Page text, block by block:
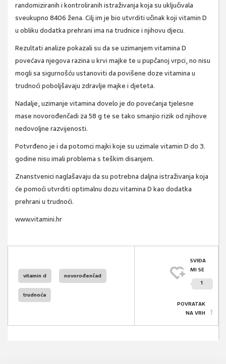
randomiziranih i kontroliranih istraživanja koja su uključivala
sveukupno 8406 žena. Cilj im je bio utvrditi učinak koji vitamin D
u obliku dodatka prehrani ima na trudnice i njihovu djecu.
Rezultati analize pokazali su da se uzimanjem vitamina D
povećava njegova razina u krvi majke te u pupčanoj vrpci, no nisu
mogli sa sigurnošću ustanoviti da povišene doze vitamina u
trudnoći poboljšavaju zdravlje majke i djeteta.
Nadalje, uzimanje vitamina dovelo je do povećanja tjelesne
mase novorođenčadi za 58 g te se tako smanjio rizik od njihove
nedovoljne razvijenosti.
Potvrđeno je i da potomci majki koje su uzimale vitamin D do 3.
godine nisu imali problema s teškim disanjem.
Znanstvenici naglašavaju da su potrebna daljna istraživanja koja
će pomoći utvrditi optimalnu dozu vitamina D kao dodatka
prehrani u trudnoći.
www.vitamini.hr
vitamin d novorođenčad
trudnoća
SVIĐA
MI SE
1
POVRATAK
NA VRH